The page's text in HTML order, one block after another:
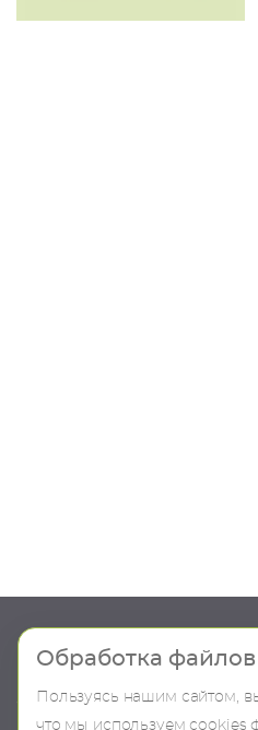
Шоу-рум
О компании
Обработка
Пользуясь нашим сайтом,
что мы используем сookies